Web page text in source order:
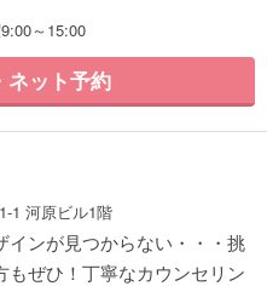
～15:00
ネット予約
1 河原ビル1階
インが見つからない・・・挑
ぜひ！丁寧なカウンセリン